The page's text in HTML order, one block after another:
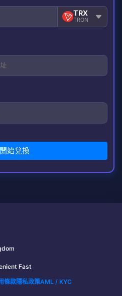
TRX
TRON
始兌換
Fast
條款隱私政策AML / KYC